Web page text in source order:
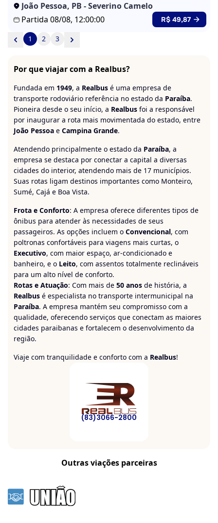
João Pessoa, PB - Severino Camelo
Partida 08/08, 12:00:00
R$ 49,87
1 2 3
Por que viajar com a Realbus?
Fundada em 1949, a Realbus é uma empresa de
transporte rodoviário referência no estado da Paraíba.
Pioneira desde o seu início, a Realbus foi a responsável
por inaugurar a rota mais movimentada do estado, entre
João Pessoa e Campina Grande.
Atendendo principalmente o estado da Paraíba, a
empresa se destaca por conectar a capital a diversas
cidades do interior, atendendo mais de 17 municípios.
Suas rotas ligam destinos importantes como Monteiro,
Sumé, Cajá e Boa Vista.
Frota e Conforto: A empresa oferece diferentes tipos de
ônibus para atender às necessidades de seus
passageiros. As opções incluem o Convencional, com
poltronas confortáveis para viagens mais curtas, o
Executivo, com maior espaço, ar-condicionado e
banheiro, e o Leito, com assentos totalmente reclináveis
para um alto nível de conforto.
Rotas e Atuação: Com mais de 50 anos de história, a
Realbus é especialista no transporte intermunicipal na
Paraíba. A empresa mantém seu compromisso com a
qualidade, oferecendo serviços que conectam as maiores
cidades paraibanas e fortalecem o desenvolvimento da
região.
Viaje com tranquilidade e conforto com a Realbus!
(83)3066-2800
Outras viações parceiras